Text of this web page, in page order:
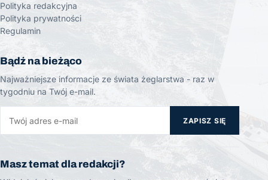
Polityka redakcyjna
Polityka prywatności
Regulamin
Bądź na bieżąco
Najważniejsze informacje ze świata żeglarstwa - raz w
tygodniu na Twój e-mail.
ZAPISZ SIĘ
Masz temat dla redakcji?